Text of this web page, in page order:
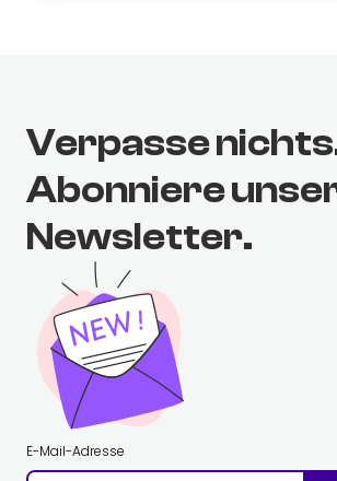
Verpasse
Abonniere
Newsletter.
E-Mail-Adresse